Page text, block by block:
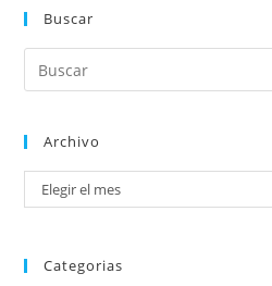
Buscar
Archivo
Elegir el mes
Categorias